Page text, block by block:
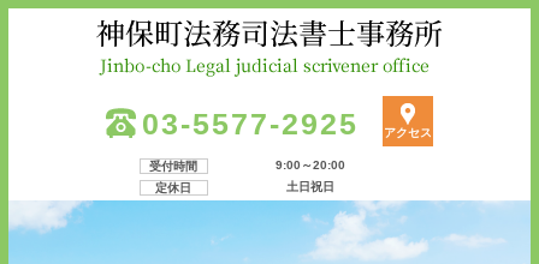
03-5577-2925 アクセス
受付時間
9:00～20:00
定休日
土日祝日